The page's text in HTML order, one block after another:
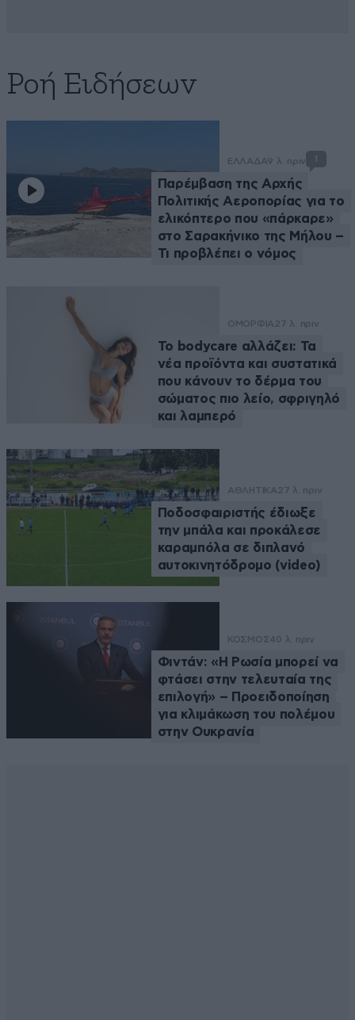
Ροή Ειδήσεων
ΕΛΛΑΔΑ9 λ. πριν
Παρέμβαση της Αρχής
Πολιτικής Αεροπορίας για το
ελικόπτερο που «πάρκαρε»
στο Σαρακήνικο της Μήλου –
Τι προβλέπει ο νόμος
ΟΜΟΡΦΙΑ27 λ. πριν
Το bodycare αλλάζει: Τα
νέα προϊόντα και συστατικά
που κάνουν το δέρμα του
σώματος πιο λείο, σφριγηλό
και λαμπερό
ΑΘΛΗΤΙΚΑ27 λ. πριν
Ποδοσφαιριστής έδιωξε
την μπάλα και προκάλεσε
καραμπόλα σε διπλανό
αυτοκινητόδρομο (video)
ΚΟΣΜΟΣ40 λ. πριν
Φιντάν: «Η Ρωσία μπορεί να
φτάσει στην τελευταία της
επιλογή» – Προειδοποίηση
για κλιμάκωση του πολέμου
στην Ουκρανία